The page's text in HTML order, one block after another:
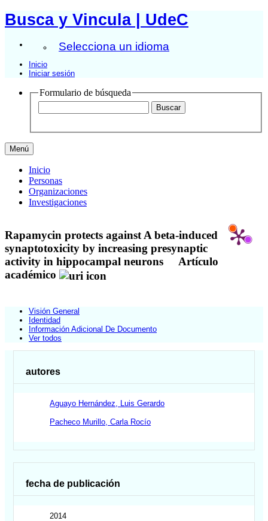
Busca y Vincula | UdeC
Selecciona un idioma
Inicio
Iniciar sesión
Formulario de búsqueda
Menú
Inicio
Personas
Organizaciones
Investigaciones
Rapamycin protects against A beta-induced
synaptotoxicity by increasing presynaptic
activity in hippocampal neurons
Artículo
académico
Visión General
Identidad
Información Adicional De Documento
Ver todos
autores
Aguayo Hernández, Luis Gerardo
Pacheco Murillo, Carla Rocío
fecha de publicación
2014